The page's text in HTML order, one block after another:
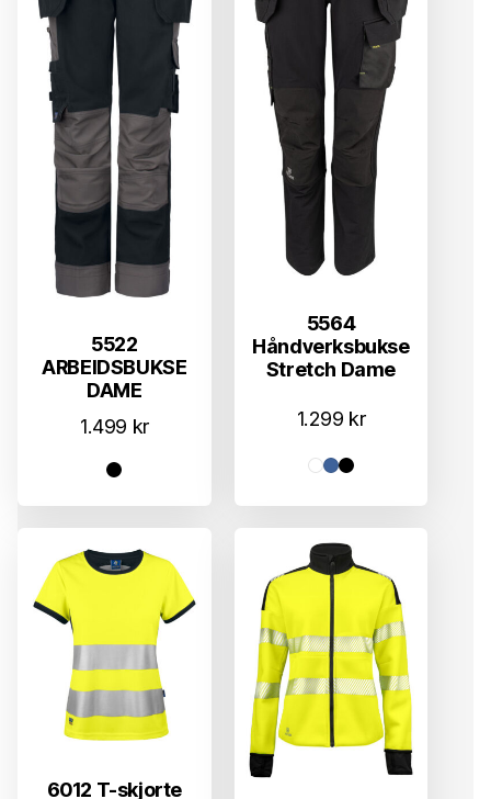
5522
ARBEIDSBUKSE
DAME
1.499 kr
5564
Håndverksbukse
Stretch Dame
1.299 kr
6012 T-skjorte